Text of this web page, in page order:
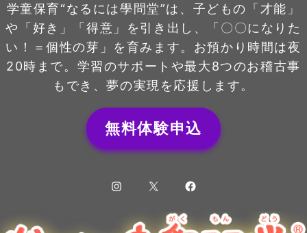
学童保育“なるには學問堂”は、子どもの「才能」
や「好き」「得意」を引き出し、「〇〇になりた
い！＝個性の芽」を育みます。お預かり時間は夜
20時まで。学習のサポートや最大8つのお稽古事
もでき、夢の実現を応援します。
無料体験申込
Instagram
X Facebook